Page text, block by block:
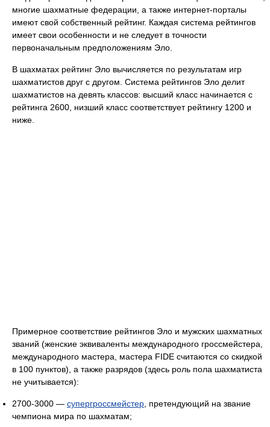
многие шахматные федерации, а также интернет-порталы
имеют свой собственный рейтинг. Каждая система рейтингов
имеет свои особенности и не следует в точности
первоначальным предположениям Эло.
В шахматах рейтинг Эло вычисляется по результатам игр
шахматистов друг с другом. Система рейтингов Эло делит
шахматистов на девять классов: высший класс начинается с
рейтинга 2600, низший класс соответствует рейтингу 1200 и
ниже.
Примерное соответствие рейтингов Эло и мужских шахматных
званий (женские эквиваленты международного гроссмейстера,
международного мастера, мастера FIDE считаются со скидкой
в 100 пунктов), а также разрядов (здесь роль пола шахматиста
не учитывается):
2700-3000 — супергроссмейстер , претендующий на звание
чемпиона мира по шахматам;